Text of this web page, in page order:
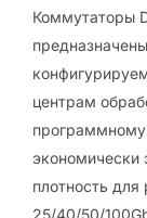
Коммутаторы
центрам
экономически
плотность
25/40/50/